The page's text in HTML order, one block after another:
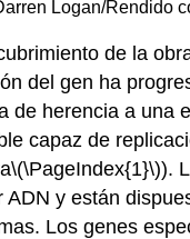
Logan/Rendido
de la
del gen ha
de herencia a una
capaz de
\(\PageIndex{1}\)).
ADN y están
Los genes